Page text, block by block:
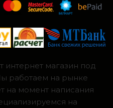
интернет магазин под
работаем на рынке
на момент написания
на